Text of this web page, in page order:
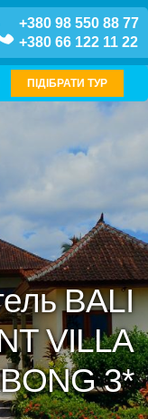
+380 98 550 88 77
+380 66 122 11 22
ПІДІБРАТИ ТУР
BALI
VILLA
3*